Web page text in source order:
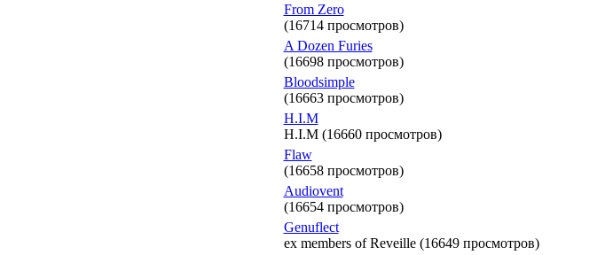
From Zero
(16714 просмотров)
A Dozen Furies
(16698 просмотров)
Bloodsimple
(16663 просмотров)
H.I.M
H.I.M (16660 просмотров)
Flaw
(16658 просмотров)
Audiovent
(16654 просмотров)
Genuflect
ex members of Reveille (16649 просмотров)